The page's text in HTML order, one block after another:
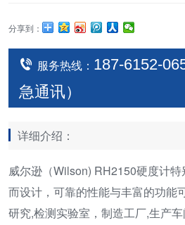
分享到：
服务热线： 187-6152-
急通讯）
详细介绍：
威尔逊（Wilson) RH2150硬度计
而设计，可靠的性能与丰富的功能
研究,检测实验室，制造工厂,生产